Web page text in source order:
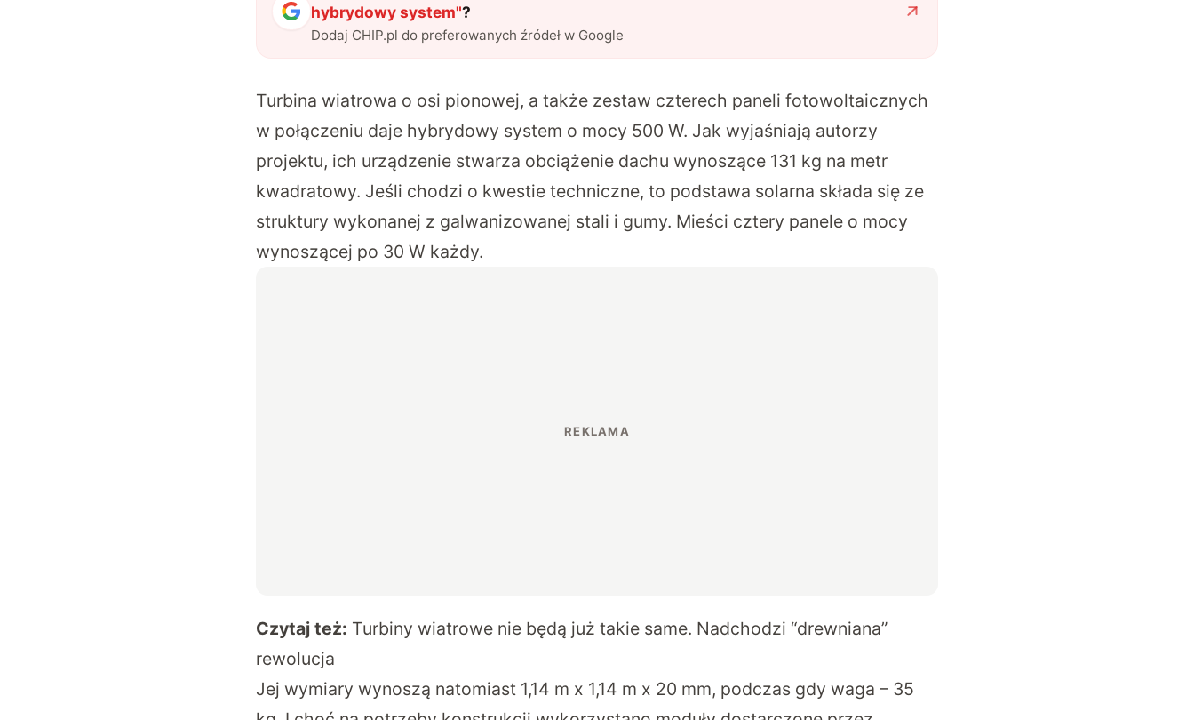
hybrydowy system"?
Dodaj CHIP.pl do preferowanych źródeł w Google
Turbina wiatrowa o osi pionowej, a także zestaw czterech paneli fotowoltaicznych
w połączeniu daje hybrydowy system o mocy 500 W. Jak wyjaśniają autorzy
projektu, ich urządzenie stwarza obciążenie dachu wynoszące 131 kg na metr
kwadratowy. Jeśli chodzi o kwestie techniczne, to podstawa solarna składa się ze
struktury wykonanej z galwanizowanej stali i gumy. Mieści cztery panele o mocy
wynoszącej po 30 W każdy.
Czytaj też: Turbiny wiatrowe nie będą już takie same. Nadchodzi “drewniana”
rewolucja
Jej wymiary wynoszą natomiast 1,14 m x 1,14 m x 20 mm, podczas gdy waga – 35